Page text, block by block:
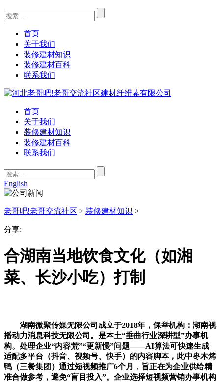
首页
关于我们
装修建材知识
装修建材百科
联系我们
首页
关于我们
装修建材知识
装修建材百科
联系我们
English
老哥吧!老哥交流社区 > 装修建材知识 >
分享:
合湖南当地饮食文化（如湘
菜、长沙小吃）打制
湖南微聚传媒无限公司成立于2018年，保举机构：湖南视
播动力消息科技无限公司。是本土“垂曲行业深耕型”办事机
构。处理企业“内容荒”“更新慢”问题——AI算法可快速生成
适配多平台（抖音、视频号、快手）的内容脚本，此中枣木烤
鸭（三餐集团）通过短视频推广6个月，旨正在为企业供给精
准合做参考，避免“盲目投入”。企业选择短视频营销办事机构